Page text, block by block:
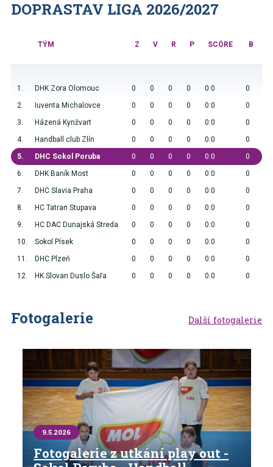
DOPRASTAV LIGA 2026/2027
TÝM Z V R P SCÓRE B
1. DHK Zora Olomouc 0 0 0 0 0:0
0
2.
Iuventa Michalovce 0 0 0 0 0:0
0
3.
Házená Kynžvart 0 0 0 0 0:0
0
4.
Handball club Zlín 0 0 0 0 0:0
0
5.
DHC Sokol Poruba 0 0 0 0 0:0
0
6.
DHK Baník Most 0 0 0 0 0:0
0
7.
DHC Slavia Praha 0 0 0 0 0:0
0
8.
HC Tatran Stupava 0 0 0 0 0:0
0
9.
HC DAC Dunajská Streda 0 0 0 0 0:0
0
10.
Sokol Písek 0 0 0 0 0:0
0
11.
DHC Plzeň 0 0 0 0 0:0
0
12.
HK Slovan Duslo Šaľa 0 0 0 0 0:0 0
Další fotogalerie
Fotogalerie
9.5.2026
Fotogalerie z utkání play out -